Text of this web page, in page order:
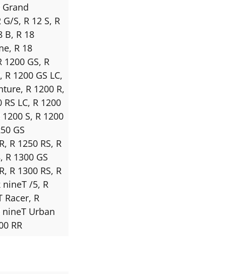
Grand
G/S, R 12 S, R
B, R 18
, R 18
1200 GS, R
, R 1200 GS LC,
, R 1200 R,
RS LC, R 1200
1200 S, R 1200
GS
, R 1250 RS, R
, R 1300 GS
, R 1300 RS, R
nineT /5, R
Racer, R
nineT Urban
RR